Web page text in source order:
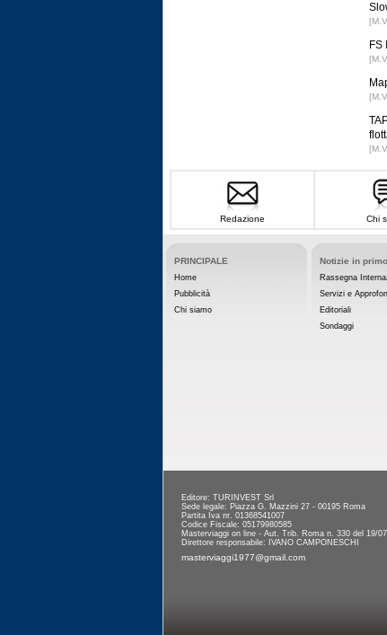
FS
Redazione Chi
PRINCIPALE
Home
Pubblicità
Chi siamo
Notizie in
Rassegna
Servizi e
Editoriali
Sondaggi
Editore: TURINVEST Srl
Sede legale: Piazza G. Mazzini 27 - 00195 Roma
Partita Iva nr. 01368541007
Codice Fiscale: 05179980585
Masterviaggi on line - Aut. Trib. Roma n. 330 del 19/
Direttore responsabile: IVANO CAMPONESCHI
masterviaggi1977@gmail.com